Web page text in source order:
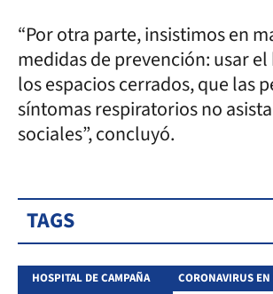
“Por otra parte, insistimos en
medidas de prevención: usar
los espacios cerrados, que las
síntomas respiratorios no
sociales”, concluyó.
TAGS
HOSPITAL DE CAMPAÑA
CORONAVIRUS